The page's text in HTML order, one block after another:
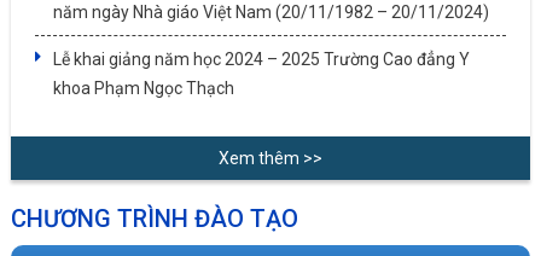
năm ngày Nhà giáo Việt Nam (20/11/1982 – 20/11/2024)
Lễ khai giảng năm học 2024 – 2025 Trường Cao đẳng Y
khoa Phạm Ngọc Thạch
Xem thêm >>
CHƯƠNG TRÌNH ĐÀO TẠO